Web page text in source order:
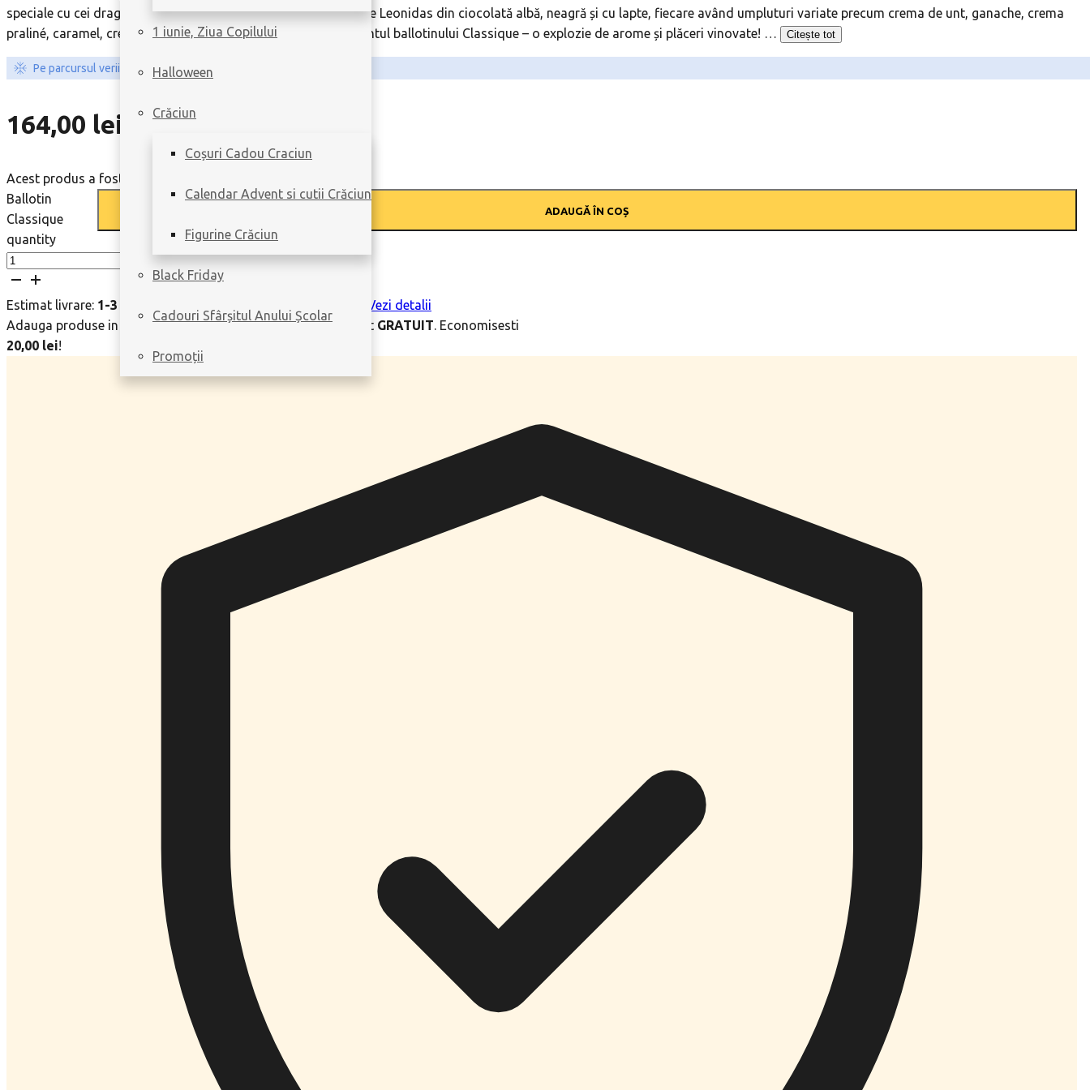
1 iunie, Ziua Copilului
Halloween
Crăciun
Coșuri Cadou Craciun
Calendar Advent si cutii Crăciun
Figurine Crăciun
Black Friday
Cadouri Sfârșitul Anului Școlar
Promoții
speciale cu cei dragi, acest ballotin conține o selecție de praline Leonidas din ciocolată albă, neagră și cu lapte, fiecare având umpluturi variate precum crema de unt, ganache, crema
praliné, caramel, crema casei sau lichior. Descoperiți rafinamentul ballotinului Classique – o explozie de arome și plăceri vinovate! … Citește tot
Pe parcursul verii protejăm ciocolata cu ambalare specială.
164,00 lei
Acest produs a fost achiziționat de 6 ori în ultimele zile.
Ballotin
Classique
quantity
ADAUGĂ ÎN COȘ
Estimat livrare: 1-3 zile lucrătoare
Vezi detalii
Adauga produse in cos de inca200,00leisi primesti transport GRATUIT. Economisesti
20,00 lei!